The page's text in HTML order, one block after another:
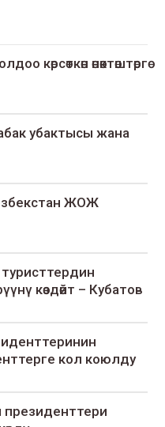
көрсөткөн өнөктөштөргө
убактысы жана
ЖОЖ
көздөйт – Кубатов
кол коюлду